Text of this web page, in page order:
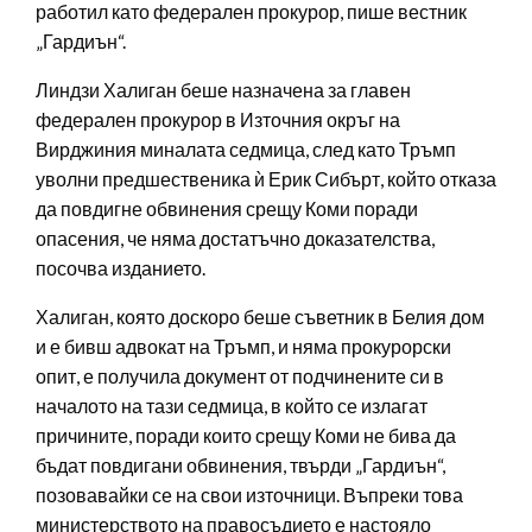
работил като федерален прокурор, пише вестник
„Гардиън“.
Линдзи Халиган беше назначена за главен
федерален прокурор в Източния окръг на
Вирджиния миналата седмица, след като Тръмп
уволни предшественика ѝ Ерик Сибърт, който отказа
да повдигне обвинения срещу Коми поради
опасения, че няма достатъчно доказателства,
посочва изданието.
Халиган, която доскоро беше съветник в Белия дом
и е бивш адвокат на Тръмп, и няма прокурорски
опит, е получила документ от подчинените си в
началото на тази седмица, в който се излагат
причините, поради които срещу Коми не бива да
бъдат повдигани обвинения, твърди „Гардиън“,
позовавайки се на свои източници. Въпреки това
министерството на правосъдието е настояло